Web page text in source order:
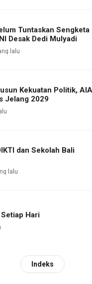
Tuntaskan Sengketa
Desak Dedi Mulyadi
lalu
Kekuatan Politik, AIA
Jelang 2029
dan Sekolah Bali
lalu
Hari
Indeks